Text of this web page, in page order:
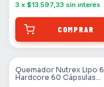
3 x $13.597,33 sin interés
Quemador Nutrex Lipo 6
Hardcore 60 Cápsulas